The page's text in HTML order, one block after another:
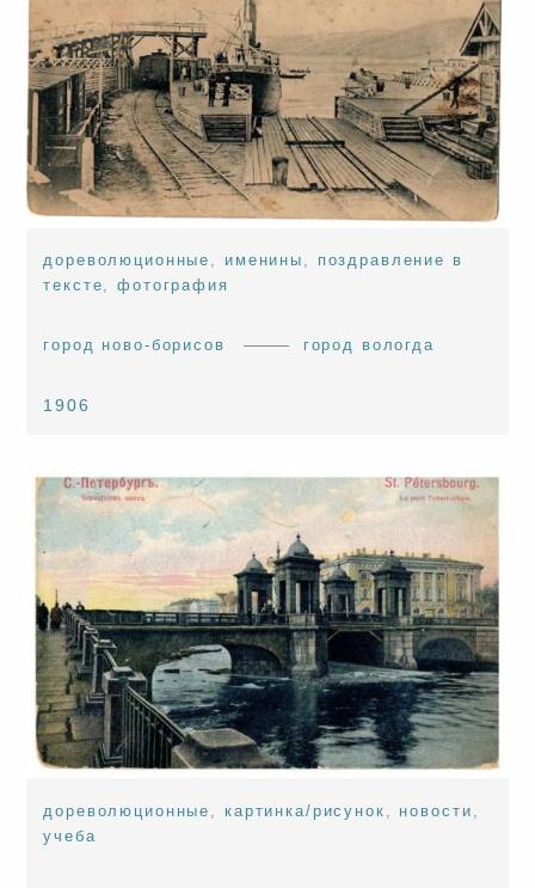
дореволюционные , именины , поздравление в
тексте,фотография
город ново-борисов город вологда
1906
дореволюционные картинка/рисунок новости
учеба